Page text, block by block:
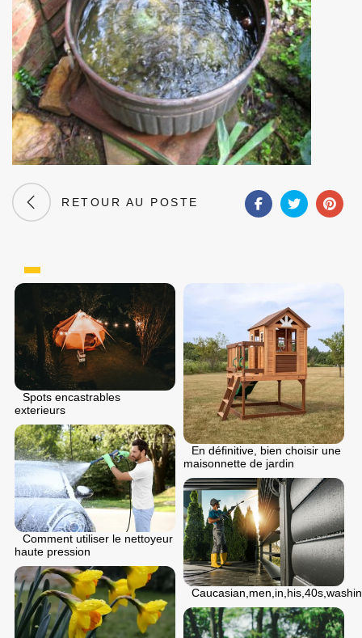
RETOUR AU POSTE
Spots encastrables
exterieurs
En définitive, bien choisir une
maisonnette de jardin
Comment utiliser le nettoyeur
haute pression